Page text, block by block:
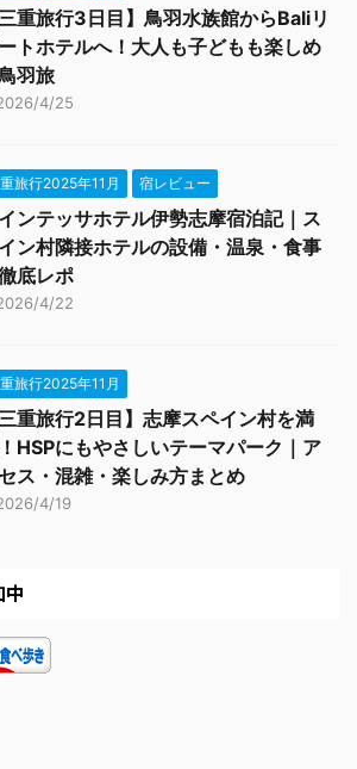
三重旅行3日目】鳥羽水族館からBaliリ
トホテルへ！大人も子どもも楽しめ
羽旅
4/25
旅行2025年11月 宿レビュー
ンテッサホテル伊勢志摩宿泊記｜ス
ン村隣接ホテルの設備・温泉・食事
底レポ
4/22
旅行2025年11月
三重旅行2日目】志摩スペイン村を満
HSPにもやさしいテーマパーク｜ア
ス・混雑・楽しみ方まとめ
4/19